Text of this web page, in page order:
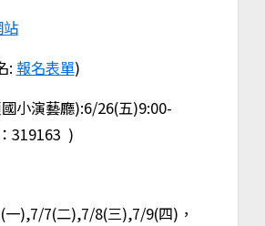
: 報名表單)
小演藝廳):6/26(五)9:00-
319163 )
一),7/7(二),7/8(三),7/9(四)，